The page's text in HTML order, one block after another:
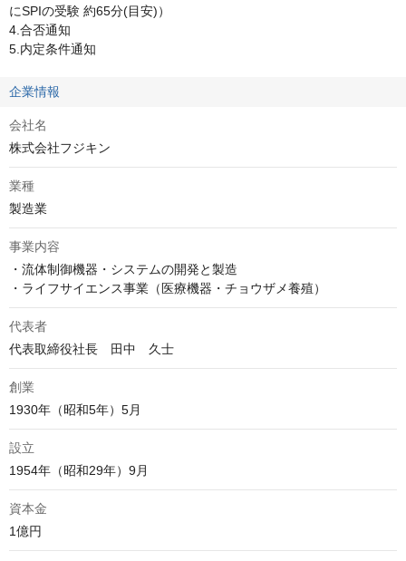
にSPIの受験 約65分(目安)）
4.合否通知
5.内定条件通知
企業情報
会社名
株式会社フジキン
業種
製造業
事業内容
・流体制御機器・システムの開発と製造
・ライフサイエンス事業（医療機器・チョウザメ養殖）
代表者
代表取締役社長　田中　久士
創業
1930年（昭和5年）5月
設立
1954年（昭和29年）9月
資本金
1億円